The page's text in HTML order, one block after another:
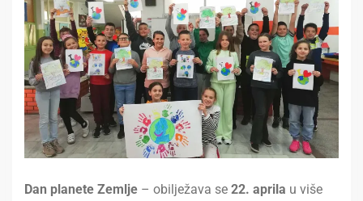
Dan planete Zemlje – obilježava se 22. aprila u više